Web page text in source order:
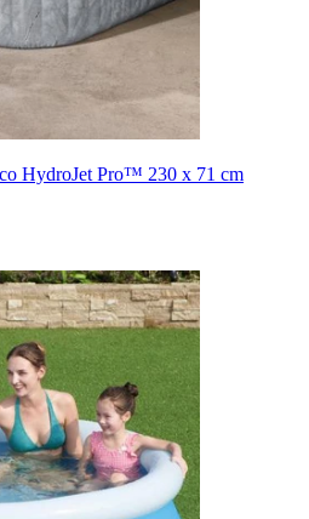
HydroJet Pro™ 230 x 71 cm